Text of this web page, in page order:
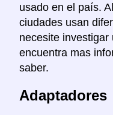
usado en el país.
ciudades usan
necesite investigar
encuentra mas
saber.
Adaptadores